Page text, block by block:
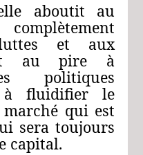
aboutit au
et aux
et au pire à
politiques
à fluidifier le
qui est
sera toujours
capital.